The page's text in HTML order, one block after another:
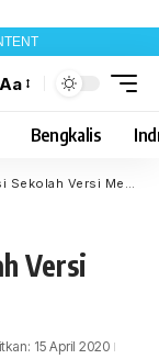
Font
Aa
Bengkalis
Menteri Nadiem Makarim
Versi
15 April 2020